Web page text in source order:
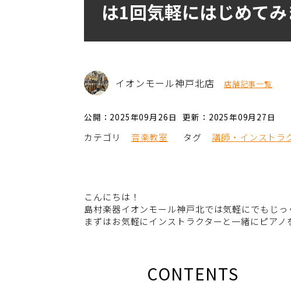
は1回気軽にはじめてみ
イオンモール神戸北店 店舗記事一覧
公開：2025年09月26日 更新：2025年09月27日
カテゴリ 音楽教室 タグ 講師・インストラ
こんにちは！
島村楽器イオンモール神戸北では気軽にでもじ
まずはお気軽にインストラクターと一緒にピアノ
CONTENTS